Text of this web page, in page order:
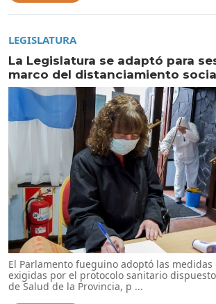
LEGISLATURA
La Legislatura se adaptó para
marco del distanciamiento
El Parlamento fueguino adoptó las
exigidas por el protocolo sanitario
de Salud de la Provincia, p ...